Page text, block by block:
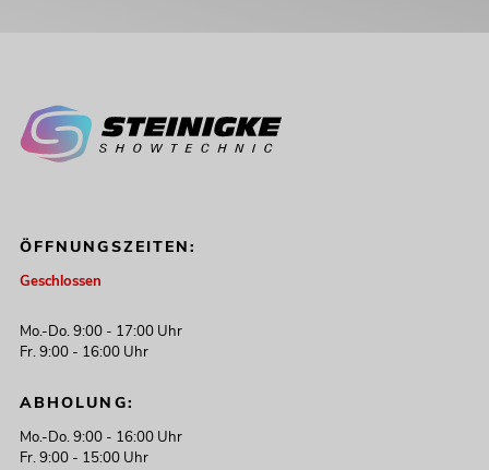
ÖFFNUNGSZEITEN:
Geschlossen
Mo.-Do. 9:00 - 17:00 Uhr
Fr. 9:00 - 16:00 Uhr
ABHOLUNG:
Mo.-Do. 9:00 - 16:00 Uhr
Fr. 9:00 - 15:00 Uhr